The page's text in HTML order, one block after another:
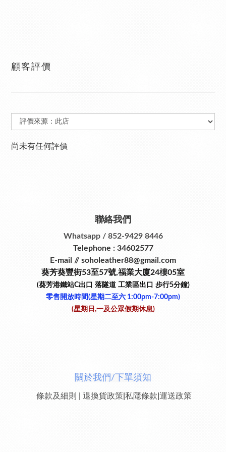
顧客評價
尚未有任何評價
聯絡我們
Whatsapp / 852-9429 8446
Telephone : 34602577
E-mail // soholeather88@gmail.com
葵芳葵豐街53至57號,福業大廈24樓05室
(葵芳港鐵站C出口 落隧道 工業區出口 步行5分鐘)
零售開放時間(星期二至六​ 1:00pm-7:00pm)
(星期日,一及公眾假期休息)
關於我們/下單須知
條款及細則 退換貨政策 私隱條款 運送政策